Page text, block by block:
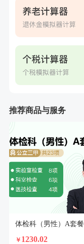
推荐商品与服务
体检科（男性）A套餐
￥ 1230.02